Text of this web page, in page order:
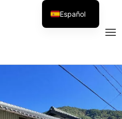
Español